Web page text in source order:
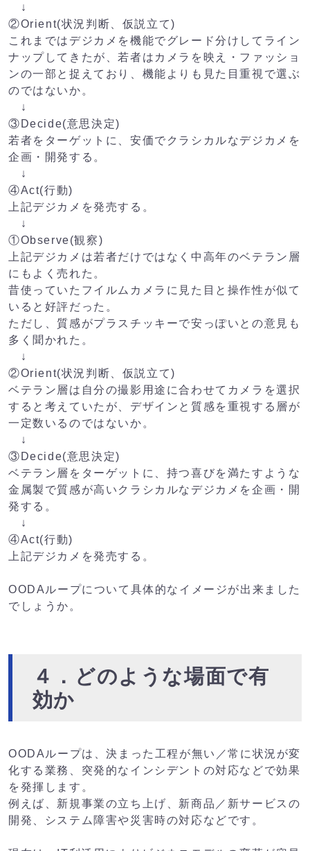
↓
②Orient(状況判断、仮説立て)
これまではデジカメを機能でグレード分けしてライン
ナップしてきたが、若者はカメラを映え・ファッショ
ンの一部と捉えており、機能よりも見た目重視で選ぶ
のではないか。
↓
③Decide(意思決定)
若者をターゲットに、安価でクラシカルなデジカメを
企画・開発する。
↓
④Act(行動)
上記デジカメを発売する。
↓
①Observe(観察)
上記デジカメは若者だけではなく中高年のベテラン層
にもよく売れた。
昔使っていたフイルムカメラに見た目と操作性が似て
いると好評だった。
ただし、質感がプラスチッキーで安っぽいとの意見も
多く聞かれた。
↓
②Orient(状況判断、仮説立て)
ベテラン層は自分の撮影用途に合わせてカメラを選択
すると考えていたが、デザインと質感を重視する層が
一定数いるのではないか。
↓
③Decide(意思決定)
ベテラン層をターゲットに、持つ喜びを満たすような
金属製で質感が高いクラシカルなデジカメを企画・開
発する。
↓
④Act(行動)
上記デジカメを発売する。
OODAループについて具体的なイメージが出来ました
でしょうか。
４．どのような場面で有
効か
OODAループは、決まった工程が無い／常に状況が変
化する業務、突発的なインシデントの対応などで効果
を発揮します。
例えば、新規事業の立ち上げ、新商品／新サービスの
開発、システム障害や災害時の対応などです。